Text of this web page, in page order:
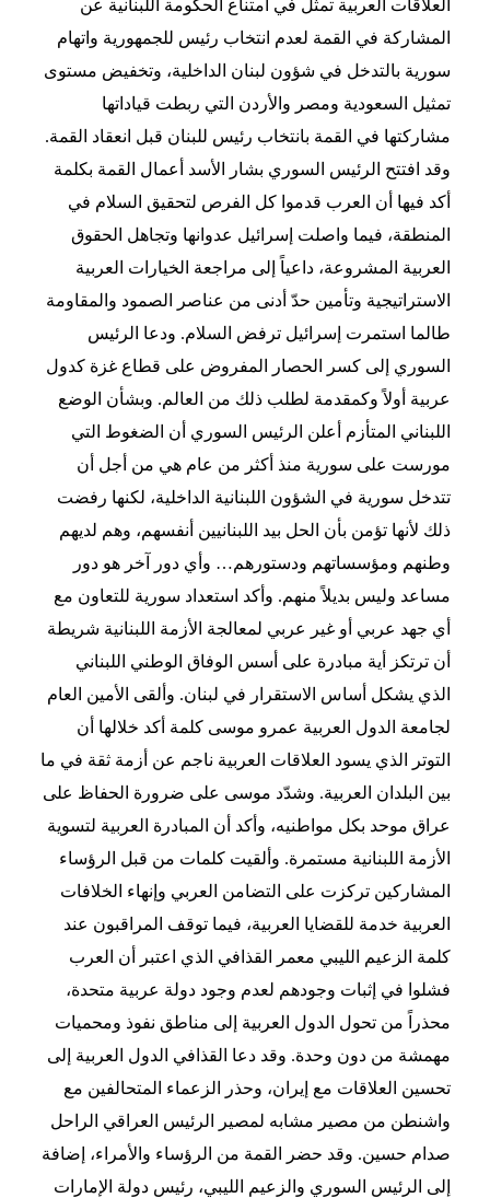
العلاقات العربية تمثّل في امتناع الحكومة اللبنانية عن
المشاركة في القمة لعدم انتخاب رئيس للجمهورية واتهام
سورية بالتدخل في شؤون لبنان الداخلية، وتخفيض مستوى
تمثيل السعودية ومصر والأردن التي ربطت قياداتها
مشاركتها في القمة بانتخاب رئيس للبنان قبل انعقاد القمة.
وقد افتتح الرئيس السوري بشار الأسد أعمال القمة بكلمة
أكد فيها أن العرب قدموا كل الفرص لتحقيق السلام في
المنطقة، فيما واصلت إسرائيل عدوانها وتجاهل الحقوق
العربية المشروعة، داعياً إلى مراجعة الخيارات العربية
الاستراتيجية وتأمين حدّ أدنى من عناصر الصمود والمقاومة
طالما استمرت إسرائيل ترفض السلام. ودعا الرئيس
السوري إلى كسر الحصار المفروض على قطاع غزة كدول
عربية أولاً وكمقدمة لطلب ذلك من العالم. وبشأن الوضع
اللبناني المتأزم أعلن الرئيس السوري أن الضغوط التي
مورست على سورية منذ أكثر من عام هي من أجل أن
تتدخل سورية في الشؤون اللبنانية الداخلية، لكنها رفضت
ذلك لأنها تؤمن بأن الحل بيد اللبنانيين أنفسهم، وهم لديهم
وطنهم ومؤسساتهم ودستورهم… وأي دور آخر هو دور
مساعد وليس بديلاً منهم. وأكد استعداد سورية للتعاون مع
أي جهد عربي أو غير عربي لمعالجة الأزمة اللبنانية شريطة
أن ترتكز أية مبادرة على أسس الوفاق الوطني اللبناني
الذي يشكل أساس الاستقرار في لبنان. وألقى الأمين العام
لجامعة الدول العربية عمرو موسى كلمة أكد خلالها أن
التوتر الذي يسود العلاقات العربية ناجم عن أزمة ثقة في ما
بين البلدان العربية. وشدّد موسى على ضرورة الحفاظ على
عراق موحد بكل مواطنيه، وأكد أن المبادرة العربية لتسوية
الأزمة اللبنانية مستمرة. وألقيت كلمات من قبل الرؤساء
المشاركين تركزت على التضامن العربي وإنهاء الخلافات
العربية خدمة للقضايا العربية، فيما توقف المراقبون عند
كلمة الزعيم الليبي معمر القذافي الذي اعتبر أن العرب
فشلوا في إثبات وجودهم لعدم وجود دولة عربية متحدة،
محذراً من تحول الدول العربية إلى مناطق نفوذ ومحميات
مهمشة من دون وحدة. وقد دعا القذافي الدول العربية إلى
تحسين العلاقات مع إيران، وحذر الزعماء المتحالفين مع
واشنطن من مصير مشابه لمصير الرئيس العراقي الراحل
صدام حسين. وقد حضر القمة من الرؤساء والأمراء، إضافة
إلى الرئيس السوري والزعيم الليبي، رئيس دولة الإمارات